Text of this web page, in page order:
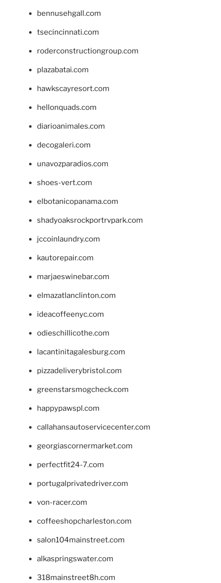
bennusehgall.com
tsecincinnati.com
roderconstructiongroup.com
plazabatai.com
hawkscayresort.com
hellonquads.com
diarioanimales.com
decogaleri.com
unavozparadios.com
shoes-vert.com
elbotanicopanama.com
shadyoaksrockportrvpark.com
jccoinlaundry.com
kautorepair.com
marjaeswinebar.com
elmazatlanclinton.com
ideacoffeenyc.com
odieschillicothe.com
lacantinitagalesburg.com
pizzadeliverybristol.com
greenstarsmogcheck.com
happypawspl.com
callahansautoservicecenter.com
georgiascornermarket.com
perfectfit24-7.com
portugalprivatedriver.com
von-racer.com
coffeeshopcharleston.com
salon104mainstreet.com
alkaspringswater.com
318mainstreet8h.com